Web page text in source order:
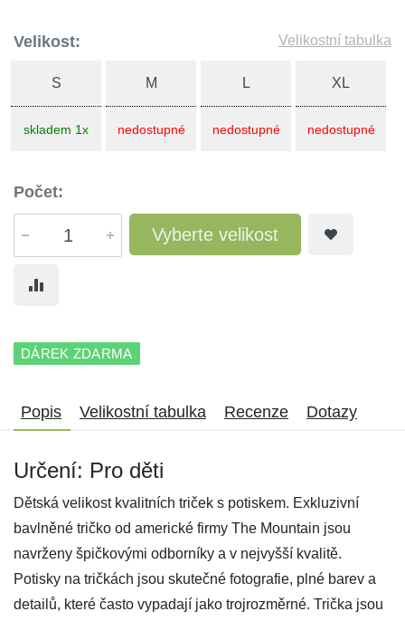
Velikost: Velikostní tabulka
S
skladem 1x
M
nedostupné
L
nedostupné
XL
nedostupné
Počet:
Vyberte velikost
DÁREK ZDARMA
Popis Velikostní tabulka Recenze Dotazy
Určení: Pro děti
Dětská velikost kvalitních triček s potiskem. Exkluzivní
bavlněné tričko od americké firmy The Mountain jsou
navrženy špičkovými odborníky a v nejvyšší kvalitě.
Potisky na tričkách jsou skutečné fotografie, plné barev a
detailů, které často vypadají jako trojrozměrné. Trička jsou